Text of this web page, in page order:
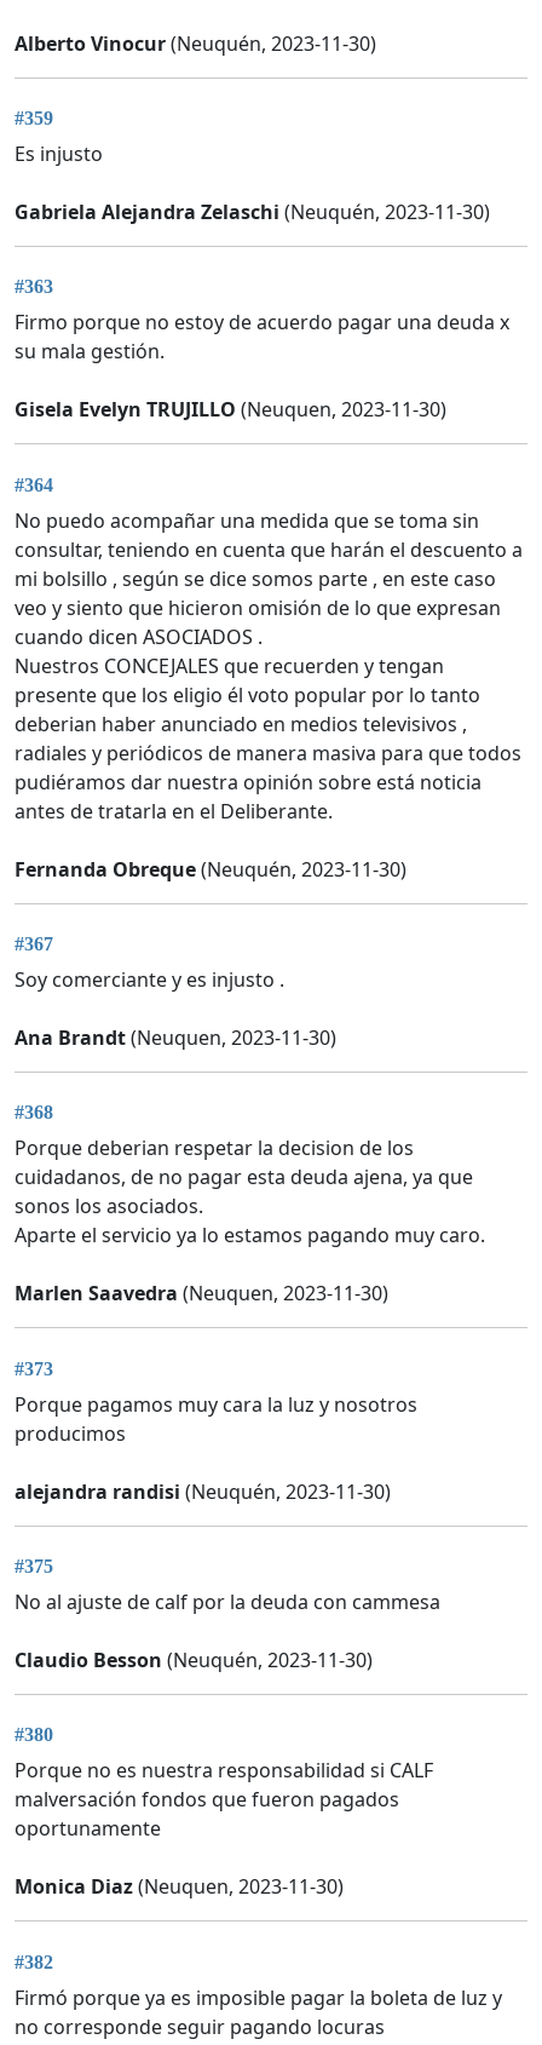
Alberto Vinocur(Neuquén, 2023-11-30)
#359
Es injusto
Gabriela Alejandra Zelaschi (Neuquén, 2023-11-30)
#363
Firmo porque no estoy de acuerdo pagar una deuda x
su mala gestión.
Gisela Evelyn TRUJILLO (Neuquen, 2023-11-30)
#364
No puedo acompañar una medida que se toma sin
consultar, teniendo en cuenta que harán el descuento a
mi bolsillo , según se dice somos parte , en este caso
veo y siento que hicieron omisión de lo que expresan
cuando dicen ASOCIADOS .
Nuestros CONCEJALES que recuerden y tengan
presente que los eligio él voto popular por lo tanto
deberian haber anunciado en medios televisivos ,
radiales y periódicos de manera masiva para que todos
pudiéramos dar nuestra opinión sobre está noticia
antes de tratarla en el Deliberante.
Fernanda Obreque(Neuquén, 2023-11-30)
#367
Soy comerciante y es injusto .
Ana Brandt(Neuquen, 2023-11-30)
#368
Porque deberian respetar la decision de los
cuidadanos, de no pagar esta deuda ajena, ya que
sonos los asociados.
Aparte el servicio ya lo estamos pagando muy caro.
Marlen Saavedra (Neuquen, 2023-11-30)
#373
Porque pagamos muy cara la luz y nosotros
producimos
alejandra randisi (Neuquén, 2023-11-30)
#375
No al ajuste de calf por la deuda con cammesa
Claudio Besson (Neuquén, 2023-11-30)
#380
Porque no es nuestra responsabilidad si CALF
malversación fondos que fueron pagados
oportunamente
Monica Diaz(Neuquen, 2023-11-30)
#382
Firmó porque ya es imposible pagar la boleta de luz y
no corresponde seguir pagando locuras